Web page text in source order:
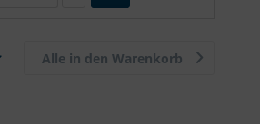
Alle in den Warenkorb